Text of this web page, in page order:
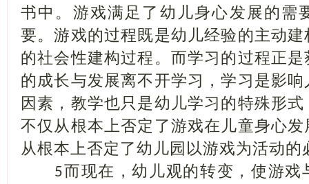
书中。游戏满足了幼儿身心发展的需
要。游戏的过程既是幼儿经验的主动
的社会性建构过程。而学习的过程正
的成长与发展离不开学习，学习是影
因素，教学也只是幼儿学习的特殊形
不仅从根本上否定了游戏在儿童身心
从根本上否定了幼儿园以游戏为活动的
5而现在，幼儿观的转变，使游戏